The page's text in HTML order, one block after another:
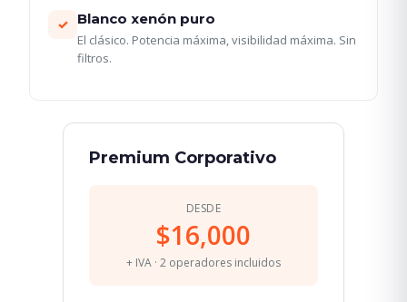
✓ Blanco xenón puro
El clásico. Potencia máxima, visibilidad máxima. Sin
filtros.
Premium Corporativo
DESDE
$16,000
+ IVA · 2 operadores incluidos